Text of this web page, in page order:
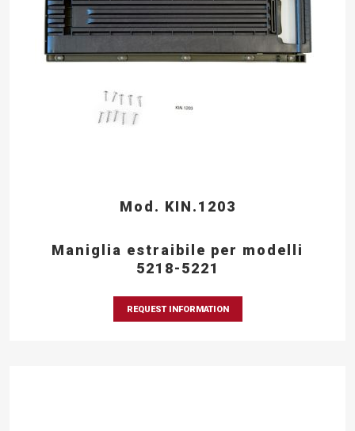
Mod. KIN.1203
Maniglia estraibile per modelli
5218-5221
REQUEST INFORMATION